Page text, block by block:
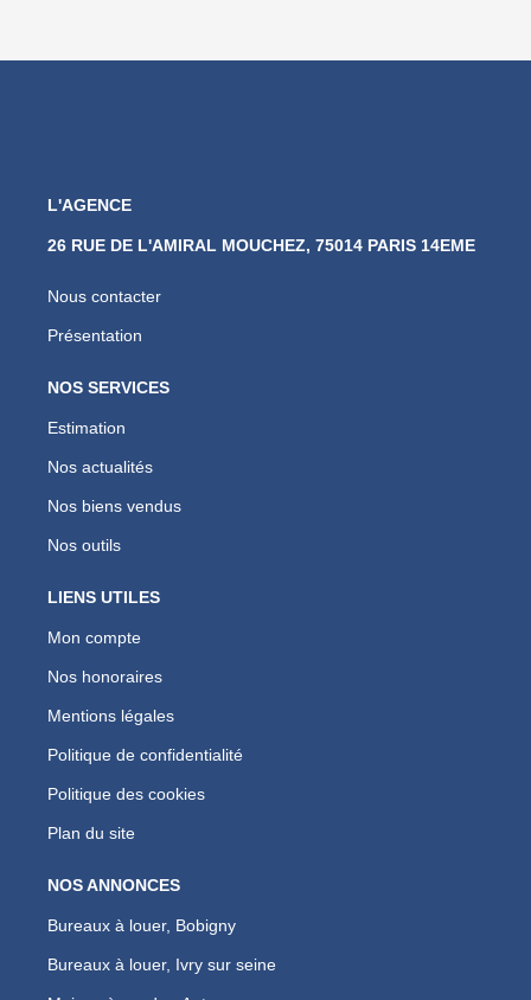
L'AGENCE
26 RUE DE L'AMIRAL MOUCHEZ, 75014 PARIS 14EME
Nous contacter
Présentation
NOS SERVICES
Estimation
Nos actualités
Nos biens vendus
Nos outils
LIENS UTILES
Mon compte
Nos honoraires
Mentions légales
Politique de confidentialité
Politique des cookies
Plan du site
NOS ANNONCES
Bureaux à louer, Bobigny
Bureaux à louer, Ivry sur seine